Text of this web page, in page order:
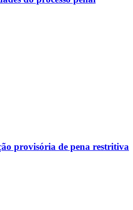
provisória de pena restritiva